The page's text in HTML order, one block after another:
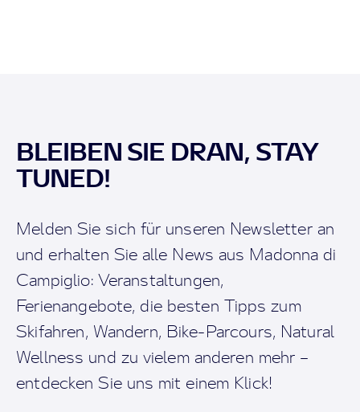
BLEIBEN SIE DRAN, STAY
TUNED!
Melden Sie sich für unseren Newsletter an
und erhalten Sie alle News aus Madonna di
Campiglio: Veranstaltungen,
Ferienangebote, die besten Tipps zum
Skifahren, Wandern, Bike-Parcours, Natural
Wellness und zu vielem anderen mehr –
entdecken Sie uns mit einem Klick!